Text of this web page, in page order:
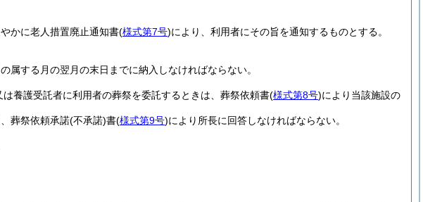
かに老人措置廃止通知書(様式第7号)により、利用者にその旨を通知するものとする。
属する月の翌月の末日までに納入しなければならない。
養護受託者に利用者の葬祭を委託するときは、葬祭依頼書(様式第8号)により当該施設の
葬祭依頼承諾(不承諾)書(様式第9号)により所長に回答しなければならない。